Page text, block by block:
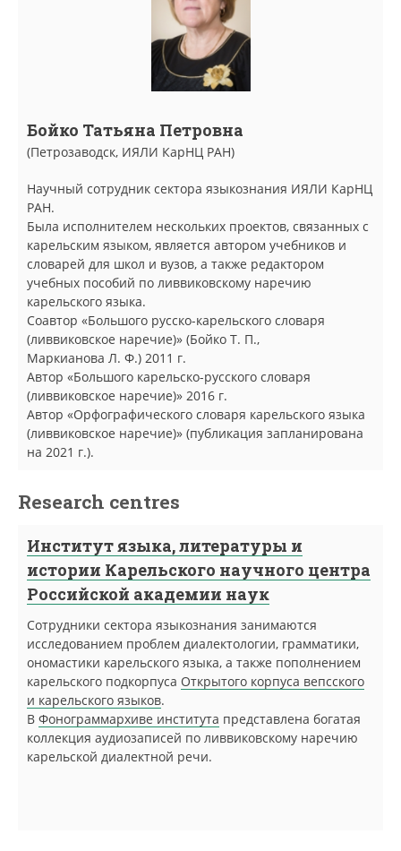
Бойко Татьяна Петровна
(Петрозаводск, ИЯЛИ КарНЦ РАН)
Научный сотрудник сектора языкознания ИЯЛИ КарНЦ
РАН.
Была исполнителем нескольких проектов, связанных с
карельским языком, является автором учебников и
словарей для школ и вузов, а также редактором
учебных пособий по ливвиковскому наречию
карельского языка.
Соавтор «Большого русско-карельского словаря
(ливвиковское наречие)» (Бойко Т. П.,
Маркианова Л. Ф.) 2011 г.
Автор «Большого карельско-русского словаря
(ливвиковское наречие)» 2016 г.
Автор «Орфографического словаря карельского языка
(ливвиковское наречие)» (публикация запланирована
на 2021 г.).
Research centres
Институт языка, литературы и
истории Карельского научного центра
Российской академии наук
Сотрудники сектора языкознания занимаются
исследованием проблем диалектологии, грамматики,
ономастики карельского языка, а также пополнением
карельского подкорпуса Открытого корпуса вепсского
и карельского языков.
В Фонограммархиве института представлена богатая
коллекция аудиозаписей по ливвиковскому наречию
карельской диалектной речи.